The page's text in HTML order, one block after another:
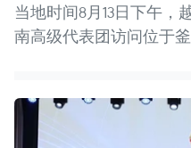
当地时间8月13日下午，
南高级代表团访问位于釜